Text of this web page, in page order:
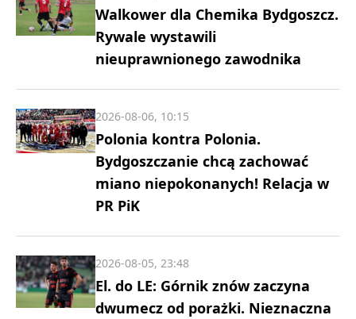
Walkower dla Chemika Bydgoszcz.
Rywale wystawili
nieuprawnionego zawodnika
Polonia kontra Polonia.
Bydgoszczanie chcą zachować
miano niepokonanych! Relacja w
PR PiK
2026-08-06, 10:15
El. do LE: Górnik znów zaczyna
dwumecz od porażki. Nieznaczna
2026-08-05, 23:48